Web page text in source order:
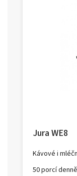
Jura WE8
Kávové i
50 porcí denně